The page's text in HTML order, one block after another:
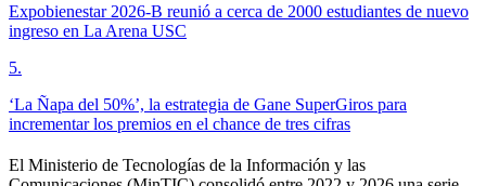
Expobienestar 2026-B reunió a cerca de 2000 estudiantes de nuevo
ingreso en La Arena USC
5.
‘La Ñapa del 50%’, la estrategia de Gane SuperGiros para
incrementar los premios en el chance de tres cifras
El Ministerio de Tecnologías de la Información y las